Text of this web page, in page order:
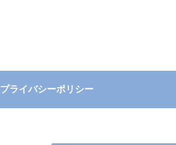
プライバシーポリシー